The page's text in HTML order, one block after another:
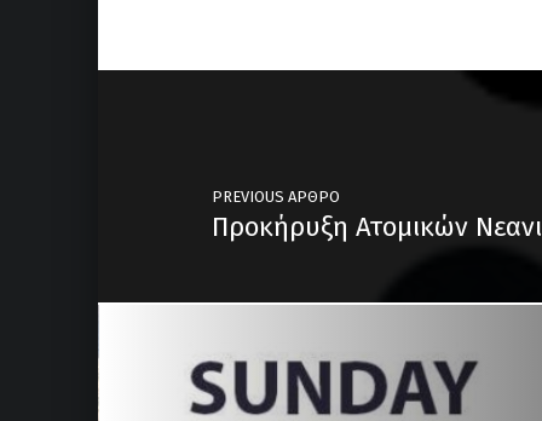
Post navigation
PREVIOUS ΆΡΘΡΟ
Προκήρυξη Ατομικών